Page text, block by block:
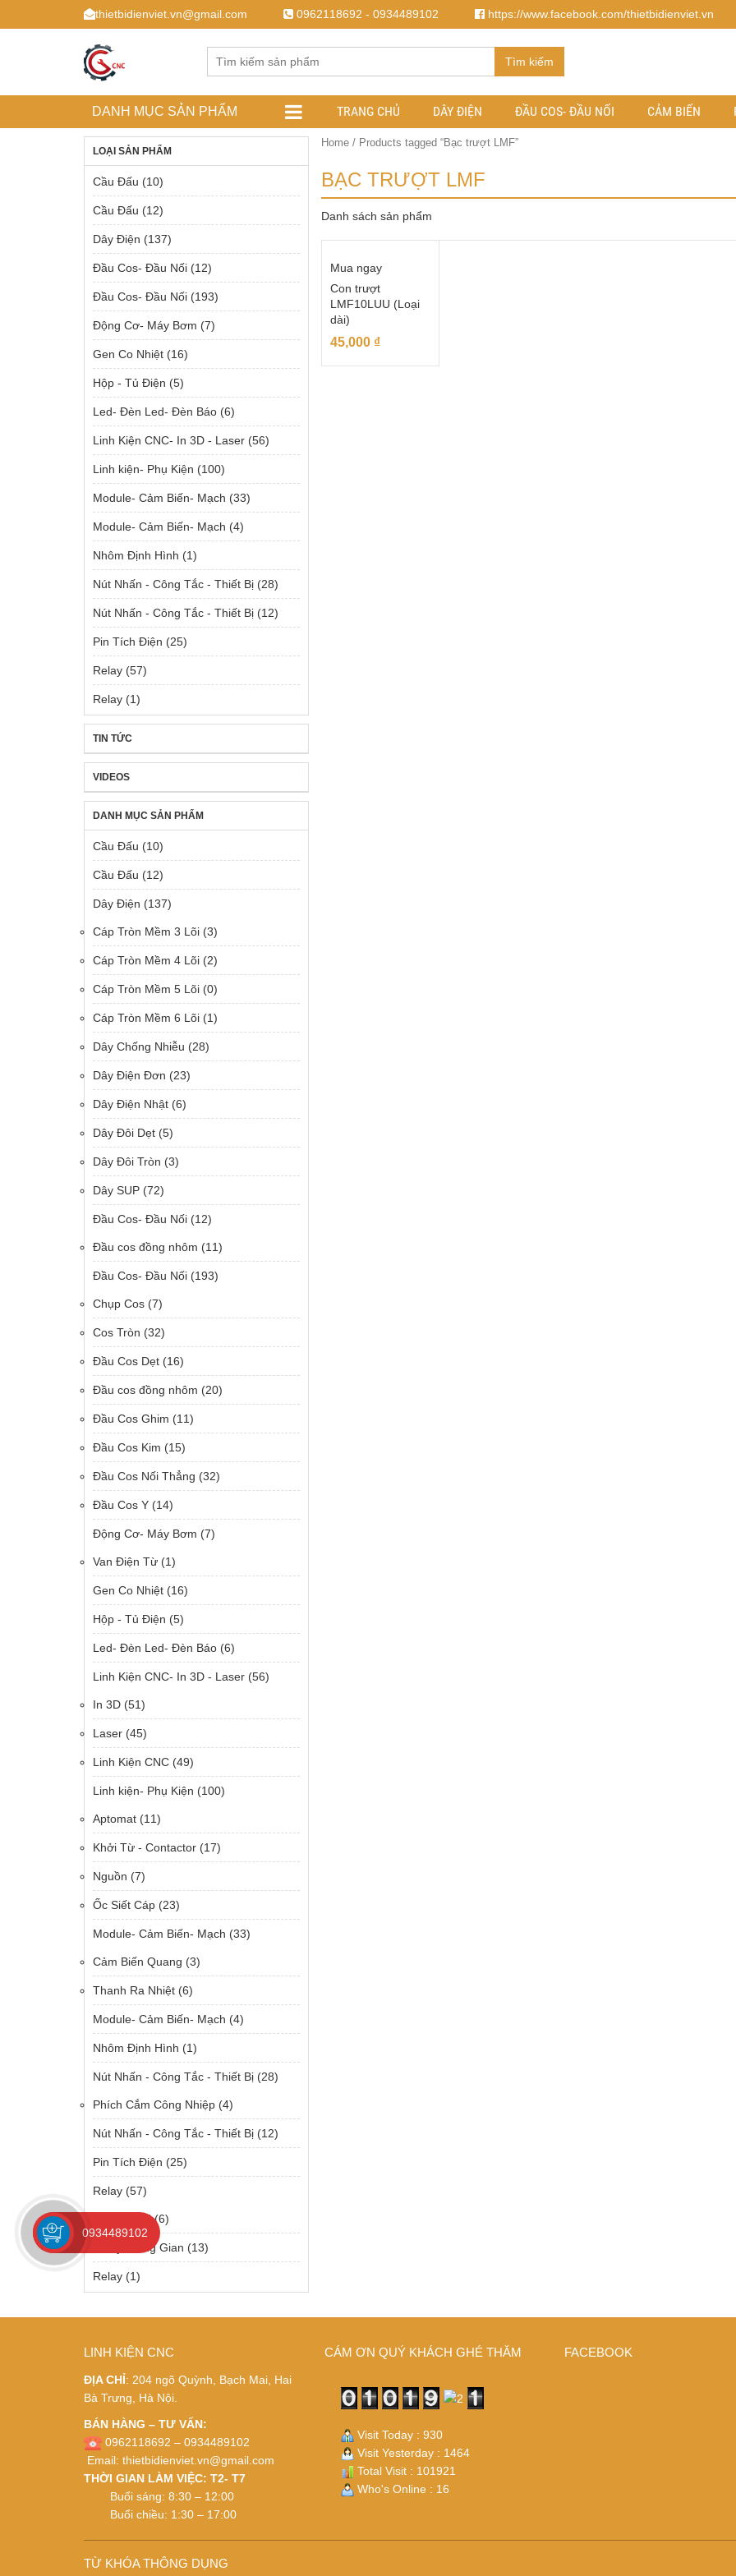
thietbidienviet.vn@gmail.com 0962118692 - 0934489102 https://www.facebook.com/thietbidienviet.vn
Tìm kiếm
DANH MỤC SẢN PHẨM TRANG CHỦ DÂY ĐIỆN ĐẦU COS- ĐẦU NỐI CẢM BIẾN
Home/ Products tagged “Bạc trượt LMF”
BẠC TRƯỢT LMF
Danh sách sản phẩm
Mua ngay
Con trượt
LMF10LUU (Loại
dài)
45,000 ₫
LOẠI SẢN PHẨM
Cầu Đấu (10)
Cầu Đấu (12)
Dây Điện (137)
Đầu Cos- Đầu Nối (12)
Đầu Cos- Đầu Nối (193)
Động Cơ- Máy Bơm (7)
Gen Co Nhiệt (16)
Hộp - Tủ Điện (5)
Led- Đèn Led- Đèn Báo (6)
Linh Kiện CNC- In 3D - Laser (56)
Linh kiện- Phụ Kiện (100)
Module- Cảm Biến- Mạch (33)
Module- Cảm Biến- Mạch (4)
Nhôm Định Hình (1)
Nút Nhấn - Công Tắc - Thiết Bị (28)
Nút Nhấn - Công Tắc - Thiết Bị (12)
Pin Tích Điện (25)
Relay (57)
Relay (1)
TIN TỨC
VIDEOS
DANH MỤC SẢN PHẨM
Cầu Đấu (10)
Cầu Đấu (12)
Dây Điện (137)
Cáp Tròn Mềm 3 Lõi (3)
Cáp Tròn Mềm 4 Lõi (2)
Cáp Tròn Mềm 5 Lõi (0)
Cáp Tròn Mềm 6 Lõi (1)
Dây Chống Nhiễu (28)
Dây Điện Đơn (23)
Dây Điện Nhật (6)
Dây Đôi Dẹt (5)
Dây Đôi Tròn (3)
Dây SUP (72)
Đầu Cos- Đầu Nối (12)
Đầu cos đồng nhôm (11)
Đầu Cos- Đầu Nối (193)
Chụp Cos (7)
Cos Tròn (32)
Đầu Cos Dẹt (16)
Đầu cos đồng nhôm (20)
Đầu Cos Ghim (11)
Đầu Cos Kim (15)
Đầu Cos Nối Thẳng (32)
Đầu Cos Y (14)
Động Cơ- Máy Bơm (7)
Van Điện Từ (1)
Gen Co Nhiệt (16)
Hộp - Tủ Điện (5)
Led- Đèn Led- Đèn Báo (6)
Linh Kiện CNC- In 3D - Laser (56)
In 3D (51)
Laser (45)
Linh Kiện CNC (49)
Linh kiện- Phụ Kiện (100)
Aptomat (11)
Khởi Từ - Contactor (17)
Nguồn (7)
Ốc Siết Cáp (23)
Module- Cảm Biến- Mạch (33)
Cảm Biến Quang (3)
Thanh Ra Nhiệt (6)
Module- Cảm Biến- Mạch (4)
Nhôm Định Hình (1)
Nút Nhấn - Công Tắc - Thiết Bị (28)
Phích Cắm Công Nhiệp (4)
Nút Nhấn - Công Tắc - Thiết Bị (12)
Pin Tích Điện (25)
Relay (57)
Relay Solid (6)
Relay Trung Gian (13)
Relay (1)
LINH KIỆN CNC
ĐỊA CHỈ: 204 ngõ Quỳnh, Bạch Mai, Hai
Bà Trưng, Hà Nội.
BÁN HÀNG – TƯ VẤN:
0962118692 – 0934489102
Email: thietbidienviet.vn@gmail.com
THỜI GIAN LÀM VIỆC: T2- T7
Buổi sáng: 8:30 – 12:00
Buổi chiều: 1:30 – 17:00
CÁM ƠN QUÝ KHÁCH GHÉ THĂM
Visit Today : 930
Visit Yesterday : 1464
Total Visit : 101921
Who's Online : 16
FACEBOOK
TỪ KHÓA THÔNG DỤNG
0934489102